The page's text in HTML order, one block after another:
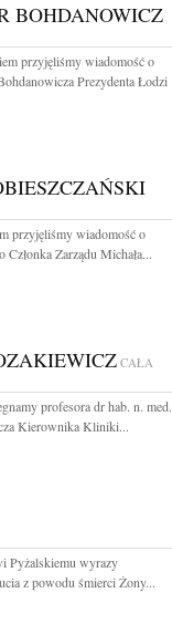
BOHDANOWICZ
przyjęliśmy wiadomość o
Prezydenta Łodzi
przyjęliśmy wiadomość o
Zarządu Michała...
CAŁA
profesora dr hab. n. med.
Kierownika Kliniki...
Pyżalskiemu wyrazy
z powodu śmierci Żony...